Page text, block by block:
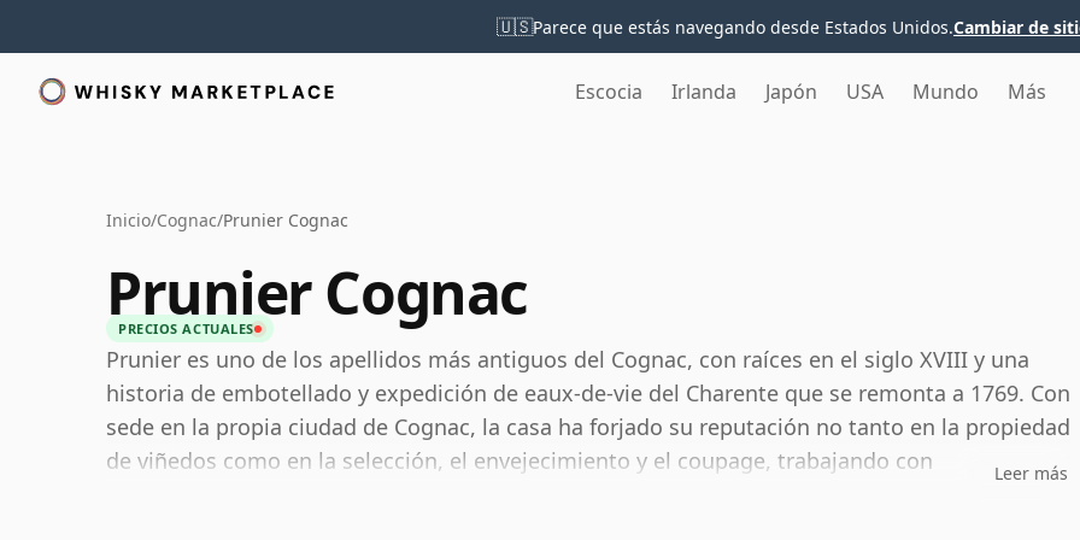
🇺🇸Parece que estás navegando desde Estados Unidos.Cambiar de
Escocia Irlanda Japón USA Mundo Más
Inicio/Cognac/Prunier Cognac
Prunier Cognac
PRECIOS ACTUALES
Prunier es uno de los apellidos más antiguos del Cognac, con raíces en el siglo XVIII y una
historia de embotellado y expedición de eaux-de-vie del Charente que se remonta a 1769. Con
sede en la propia ciudad de Cognac, la casa ha forjado su reputación no tanto en la propiedad
de viñedos como en la selección, el envejecimiento y el coupage, trabajando con
Leer más